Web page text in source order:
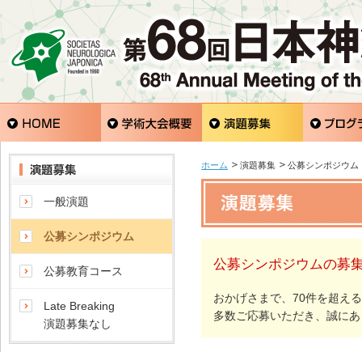
一般演題
公募シンポジウム
公募教育コース
Late Breaking
演題募集なし
ホーム 演題募集 公募シンポジウム
公募シンポジウムの募
おかげさまで、70件を超え
多数ご応募いただき、誠に